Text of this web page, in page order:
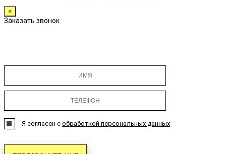
×
Заказать звонок
Я согласен с обработкой персональных данных